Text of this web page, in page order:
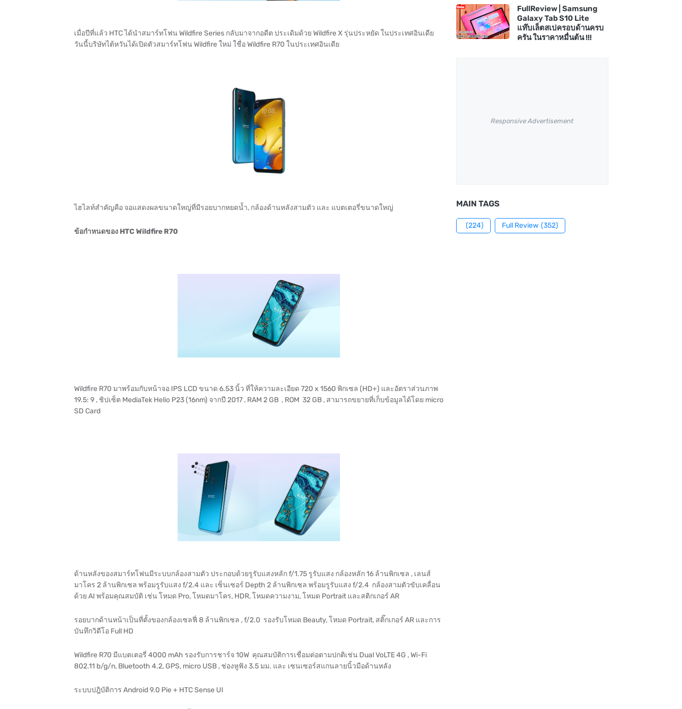
เมื่อปีที่แล้ว HTC ได้นำสมาร์ทโฟน Wildfire Series กลับมาจากอดีต ประเดิมด้วย Wildfire X รุ่นประหยัด ในประเทศอินเดีย
วันนี้บริษัทไต้หวันได้เปิดตัวสมาร์ทโฟน Wildfire ใหม่ ใชื่อ Wildfire R70 ในประเทศอินเดีย
ไฮไลท์สำคัญคือ จอแสดงผลขนาดใหญ่ที่มีรอยบากหยดน้ำ, กล้องด้านหลังสามตัว และ แบตเตอรี่ขนาดใหญ่
ข้อกำหนดของ HTC Wildfire R70
Wildfire R70 มาพร้อมกับหน้าจอ IPS LCD ขนาด 6.53 นิ้ว ที่ให้ความละเอียด 720 x 1560 พิกเซล (HD+) และอัตราส่วนภาพ
19.5: 9 , ชิปเซ็ต MediaTek Helio P23 (16nm) จากปี 2017 , RAM 2 GB , ROM 32 GB , สามารถขยายที่เก็บข้อมูลได้โดย micro
SD Card
ด้านหลังของสมาร์ทโฟนมีระบบกล้องสามตัว ประกอบด้วยรูรับแสงหลัก f/1.75 รูรับแสง กล้องหลัก 16 ล้านพิกเซล , เลนส์
มาโคร 2 ล้านพิกเซล พร้อมรูรับแสง f/2.4 และ เซ็นเซอร์ Depth 2 ล้านพิกเซล พร้อมรูรับแสง f/2.4 กล้องสามตัวขับเคลื่อน
ด้วย AI พร้อมคุณสมบัติ เช่น โหมด Pro, โหมดมาโคร, HDR, โหมดความงาม, โหมด Portrait และสติกเกอร์ AR
รอยบากด้านหน้าเป็นที่ตั้งของกล้องเซลฟี่ 8 ล้านพิกเซล , f/2.0 รองรับโหมด Beauty, โหมด Portrait, สติ๊กเกอร์ AR และการ
บันทึกวิดีโอ Full HD
Wildfire R70 มีแบตเตอรี่ 4000 mAh รองรับการชาร์จ 10W คุณสมบัติการเชื่อมต่อตามปกติเช่น Dual VoLTE 4G , Wi-Fi
802.11 b/g/n, Bluetooth 4.2, GPS, micro USB , ช่องหูฟัง 3.5 มม. และ เซนเซอร์สแกนลายนิ้วมือด้านหลัง
ระบบปฎิบัติการ Android 9.0 Pie + HTC Sense UI
FullReview | Samsung
Galaxy Tab S10 Lite
แท๊บเล็ตสเปครอบด้านครบ
ครัน ในราคาหมื่นต้น !!!
Responsive Advertisement
MAIN TAGS
(224) Full Review (352)